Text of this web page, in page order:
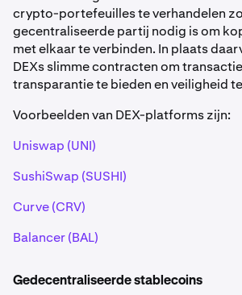
crypto-portefeuilles te verhandelen
gecentraliseerde partij nodig is om
met elkaar te verbinden. In plaats
DEXs slimme contracten om
transparantie te bieden en veiligheid
Voorbeelden van DEX-platforms zijn:
Uniswap (UNI)
SushiSwap (SUSHI)
Curve (CRV)
Balancer (BAL)
Gedecentraliseerde stablecoins